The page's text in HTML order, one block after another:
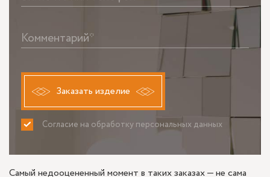
Комментарий*
Заказать изделие
Согласие на обработку персональных данных
ПРИНИМАЮ НЕ ПРИНИМАЮ
Самый недооцененный момент в таких заказах — не сама